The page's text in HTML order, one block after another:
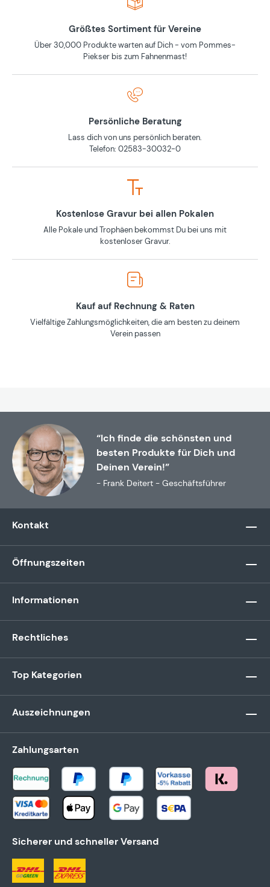
Größtes Sortiment für Vereine
Über 30,000 Produkte warten auf Dich - vom Pommes-
Piekser bis zum Fahnenmast!
Persönliche Beratung
Lass dich von uns persönlich beraten.
Telefon: 02583-30032-0
Kostenlose Gravur bei allen Pokalen
Alle Pokale und Trophäen bekommst Du bei uns mit
kostenloser Gravur.
Kauf auf Rechnung & Raten
Vielfältige Zahlungsmöglichkeiten, die am besten zu deinem
Verein passen
“Ich finde die schönsten und
besten Produkte für Dich und
Deinen Verein!”
- Frank Deitert - Geschäftsführer
Kontakt
Öffnungszeiten
Informationen
Rechtliches
Top Kategorien
Auszeichnungen
Zahlungsarten
Sicherer und schneller Versand